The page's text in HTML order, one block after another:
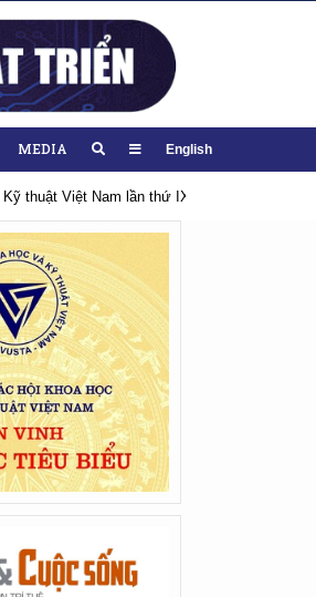
MEDIA English
Hướng tới Đại hội lần thứ XIV của Đảng